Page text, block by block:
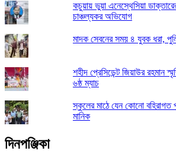
কচুয়ায় ভুয়া এনেস্থেসিয়া
চাঞ্চল্যকর অভিযোগ
মাদক সেবনের সময় ৪ যুবক ধরা,
শহীদ প্রেসিডেন্ট জিয়াউর রহমান
৬ষ্ঠ ম্যাচ
স্কুলের মাঠে যেন কোনো বহিরাগত
মানিক
দিনপঞ্জিকা